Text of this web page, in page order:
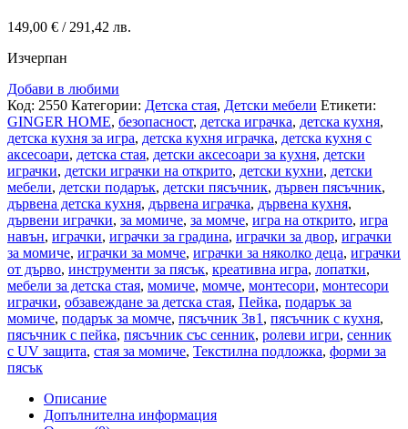
149,00 € / 291,42 лв.
Изчерпан
Добави в любими
Код: 2550 Категории: Детска стая, Детски мебели Етикети:
GINGER HOME, безопасност, детска играчка, детска кухня,
детска кухня за игра, детска кухня играчка, детска кухня с
аксесоари, детска стая, детски аксесоари за кухня, детски
играчки, детски играчки на открито, детски кухни, детски
мебели, детски подарък, детски пясъчник, дървен пясъчник,
дървена детска кухня, дървена играчка, дървена кухня,
дървени играчки, за момиче, за момче, игра на открито, игра
навън, играчки, играчки за градина, играчки за двор, играчки
за момиче, играчки за момче, играчки за няколко деца, играчки
от дърво, инструменти за пясък, креативна игра, лопатки,
мебели за детска стая, момиче, момче, монтесори, монтесори
играчки, обзавеждане за детска стая, Пейка, подарък за
момиче, подарък за момче, пясъчник 3в1 , пясъчник с кухня,
пясъчник с пейка, пясъчник със сенник, ролеви игри, сенник
с UV защита, стая за момиче, Текстилна подложка, форми за
пясък
Описание
Допълнителна информация